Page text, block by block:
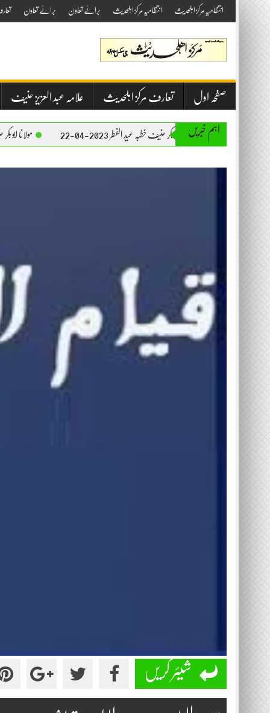
Skip
to
content
انتظامیہ مرکز اہلحدیث انتظامیہ مرکز اہلحدیث برائے تعاون برائے تعاون
صفحہ اول تعارف مرکز اہلحدیث علامہ عبد العزیز حنیف
اہم خبریں
مولانا ابوبکر حنیف خطبہ عید الفطر 2023-04-22 مولانا ابوبکر حنیف خطبہ جمعۃ
شیئر کریں